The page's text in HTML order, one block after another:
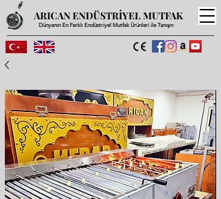
Dünyanın En Farklı Endüstriyel Mutfak Ürünleri ile Tanışın
ARICAN ENDÜSTRİYEL MUTFAK